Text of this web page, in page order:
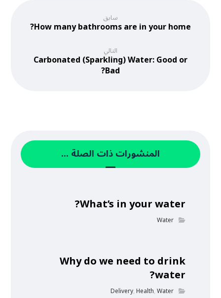
سابق
How many bathrooms are in your home?
التالي
Carbonated (Sparkling) Water: Good or
Bad?
المنشورات ذات الصلة ...
What’s in your water?
Water
Why do we need to drink
water?
Delivery,Health,Water